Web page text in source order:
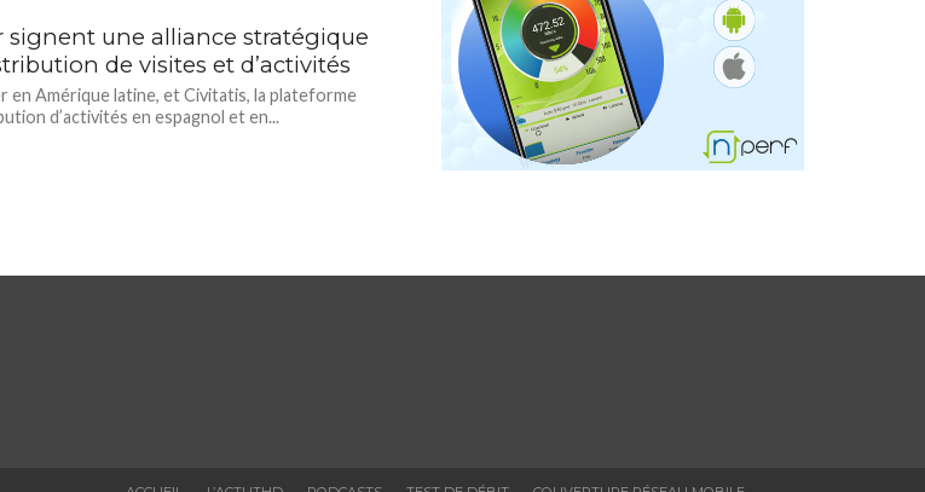
signent une alliance stratégique
de visites et d’activités
en Amérique latine, et Civitatis, la plateforme
d’activités en espagnol et en...